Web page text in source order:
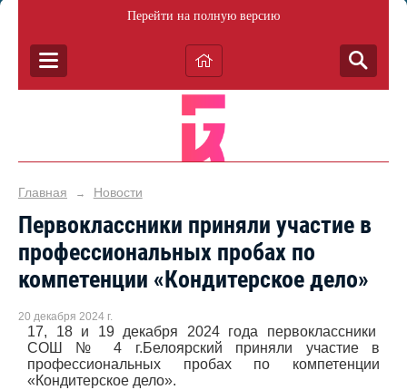
Перейти на полную версию
Главная → Новости
Первоклассники приняли участие в
профессиональных пробах по
компетенции «Кондитерское дело»
20 декабря 2024 г.
17, 18 и 19 декабря 2024 года первоклассники
СОШ № 4 г.Белоярский приняли участие в
профессиональных пробах по компетенции
«Кондитерское дело».